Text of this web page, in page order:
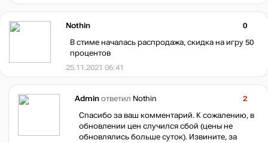
Nothin
0
В стиме началась распродажа, скидка на игру 50
процентов
25.11.2021 06:41
Admin ответил Nothin
2
Спасибо за ваш комментарий. К сожалению, в
обновлении цен случился сбой (цены не
обновлялись больше суток). Извините, за